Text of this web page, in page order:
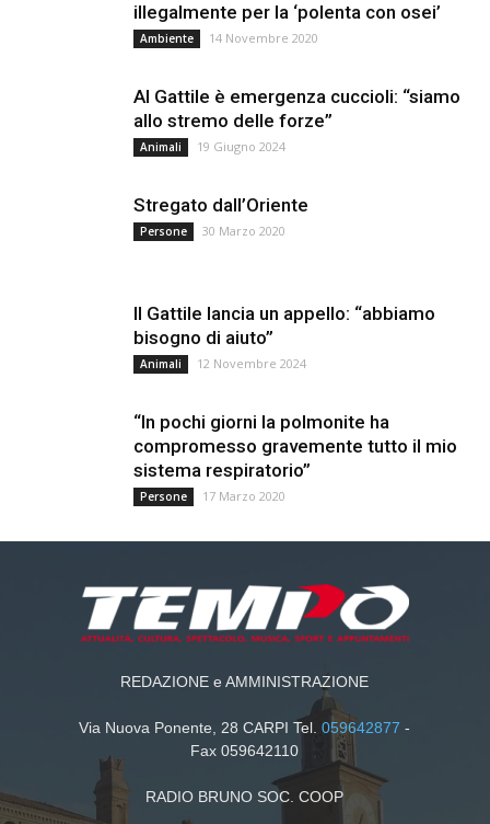
illegalmente per la ‘polenta con osei’
Ambiente 14 Novembre 2020
Al Gattile è emergenza cuccioli: “siamo
allo stremo delle forze”
Animali 19 Giugno 2024
Stregato dall’Oriente
Persone 30 Marzo 2020
Il Gattile lancia un appello: “abbiamo
bisogno di aiuto”
Animali 12 Novembre 2024
“In pochi giorni la polmonite ha
compromesso gravemente tutto il mio
sistema respiratorio”
Persone 17 Marzo 2020
REDAZIONE e AMMINISTRAZIONE
Via Nuova Ponente, 28 CARPI Tel.059642877 -
Fax 059642110
RADIO BRUNO SOC. COOP